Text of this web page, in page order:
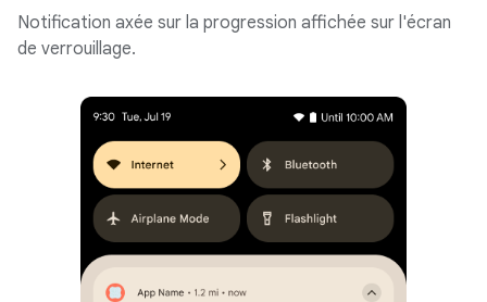
Notification axée sur la progression affichée sur l'écran
de verrouillage.